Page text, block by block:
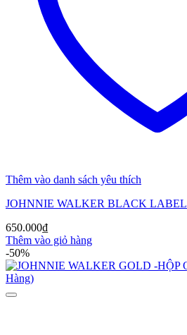
Thêm vào danh sách yêu thích
JOHNNIE WALKER BLACK LABEL
650.000₫
Thêm vào giỏ hàng
-50%